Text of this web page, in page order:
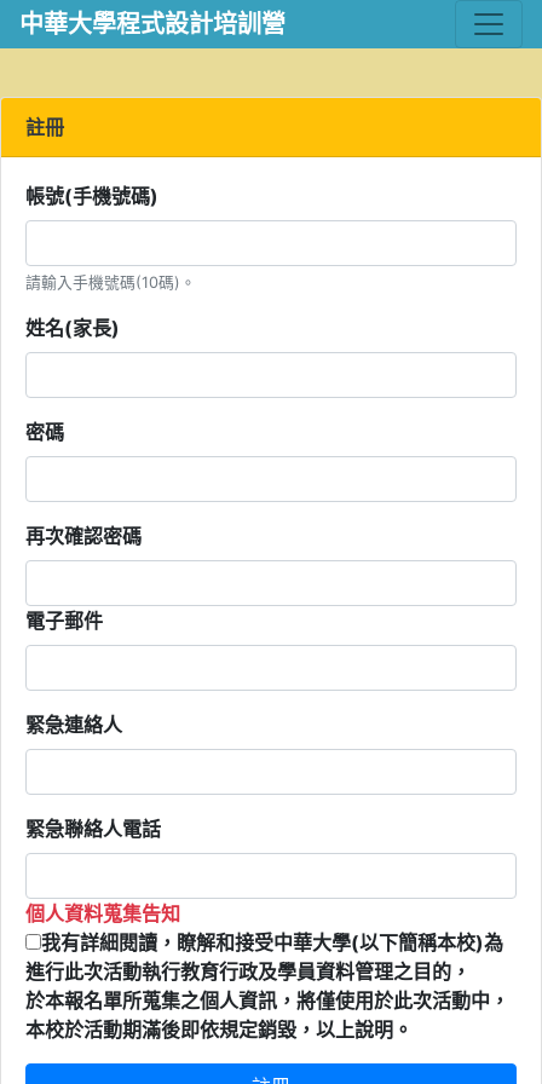
中華大學程式設計培訓營
註冊
帳號(手機號碼)
請輸入手機號碼(10碼)。
姓名(家長)
密碼
再次確認密碼
電子郵件
緊急連絡人
緊急聯絡人電話
個人資料蒐集告知
我有詳細閱讀，瞭解和接受中華大學(以下簡稱本校)為
進行此次活動執行教育行政及學員資料管理之目的，
於本報名單所蒐集之個人資訊，將僅使用於此次活動中，
本校於活動期滿後即依規定銷毀，以上說明。